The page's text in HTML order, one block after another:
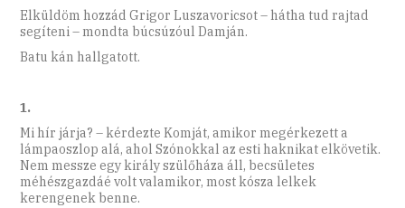
Elküldöm hozzád Grigor Luszavoricsot – hátha tud rajtad
segíteni – mondta búcsúzóul Damján.
Batu kán hallgatott.
1.
Mi hír járja? – kérdezte Komját, amikor megérkezett a
lámpaoszlop alá, ahol Szónokkal az esti haknikat elkövetik.
Nem messze egy király szülőháza áll, becsületes
méhészgazdáé volt valamikor, most kósza lelkek
kerengenek benne.